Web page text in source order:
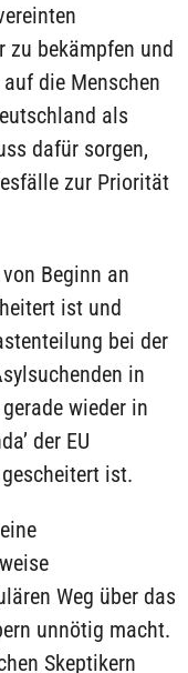
zu bekämpfen und
die Menschen
als
dafür sorgen,
zur Priorität
Beginn an
ist und
bei der
in
wieder in
der EU
ist.
Weg über das
unnötig macht.
Skeptikern